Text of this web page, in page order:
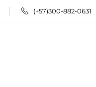
(+57)300-882-0631